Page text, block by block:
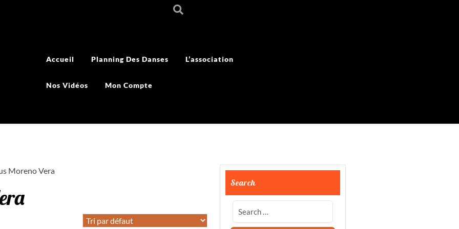
Accueil Planning Des Danses L’association
Nos Vidéos Mon Compte
Moreno Vera
Search